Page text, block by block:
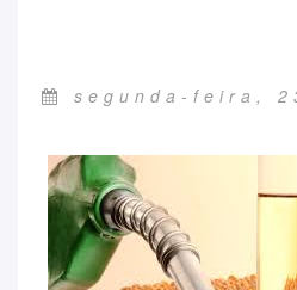
segunda-feira,